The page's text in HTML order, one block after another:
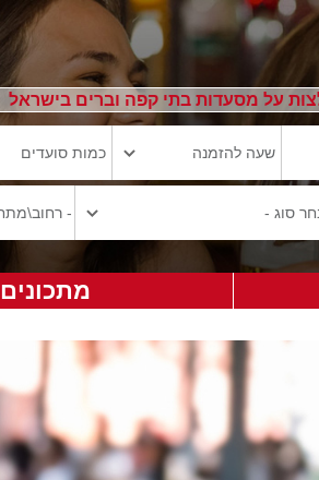
על מסעדות בתי קפה וברים בישראל
מתכונים